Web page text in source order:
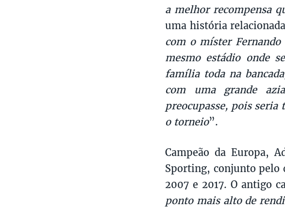
a melhor recompensa
uma história
com o míster Fernando
mesmo estádio onde
família toda na
com uma grande
preocupasse, pois
o torneio”.
Campeão da Europa,
Sporting, conjunto pelo
2007 e 2017. O antigo
ponto mais alto de